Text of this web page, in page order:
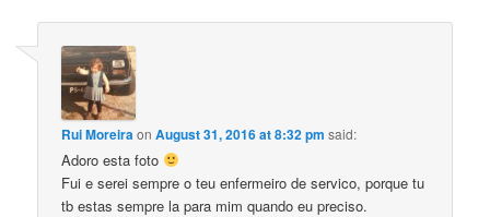
Rui MoreiraonAugust 31, 2016 at 8:32 pm said:
Adoro esta foto
Fui e serei sempre o teu enfermeiro de servico, porque tu
tb estas sempre la para mim quando eu preciso.